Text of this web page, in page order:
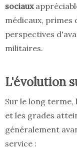
sociaux
médicaux, primes
perspectives
militaires.
L'évolution
Sur le long
et les grades
généralement
service :